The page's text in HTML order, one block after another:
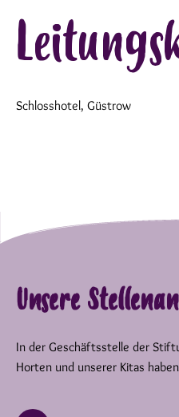
Schlosshotel, Güstrow
Unsere
In der Geschäftsstelle der
Horten und unserer Kitas